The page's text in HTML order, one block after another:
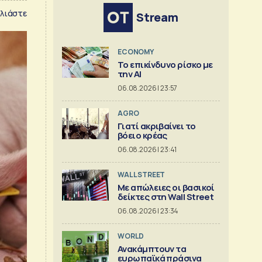
Stream
ECONOMY
Το επικίνδυνο ρίσκο με
την ΑΙ
06.08.2026 | 23:57
AGRO
Γιατί ακριβαίνει το
βόειο κρέας
06.08.2026 | 23:41
WALL STREET
Με απώλειες οι βασικοί
δείκτες στη Wall Street
06.08.2026 | 23:34
WORLD
Ανακάμπτουν τα
ευρωπαϊκά πράσινα